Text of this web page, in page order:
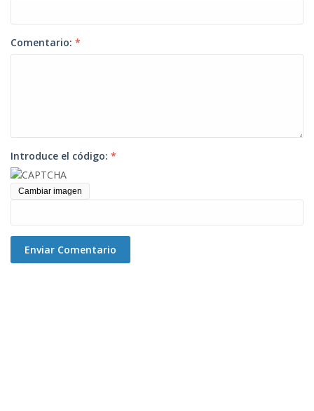
Comentario: *
Introduce el código: *
Cambiar imagen
Enviar Comentario